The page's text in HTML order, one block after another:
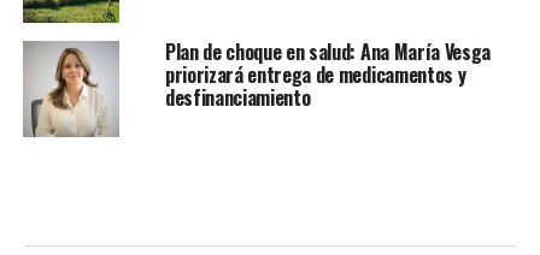
Plan de choque en salud: Ana María Vesga
priorizará entrega de medicamentos y
desfinanciamiento